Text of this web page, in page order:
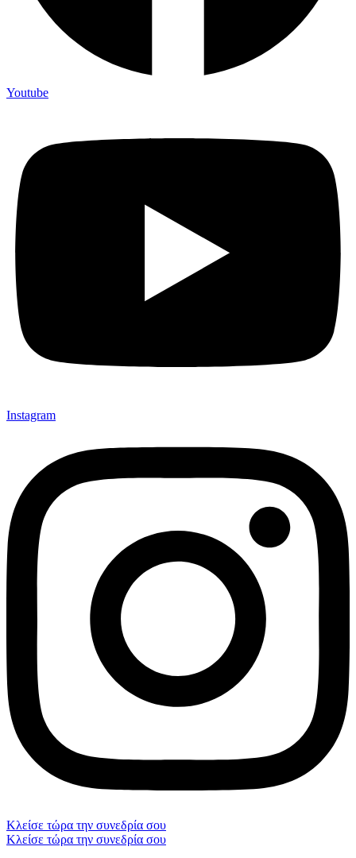
Youtube
Instagram
Κλείσε τώρα την συνεδρία σου
Κλείσε τώρα την συνεδρία σου